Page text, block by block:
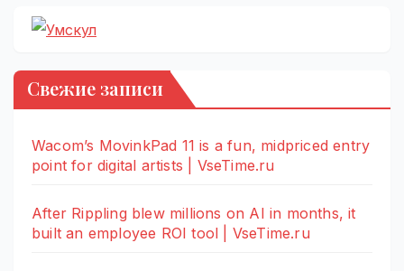
Свежие записи
Wacom’s MovinkPad 11 is a fun, midpriced entry
point for digital artists | VseTime.ru
After Rippling blew millions on AI in months, it
built an employee ROI tool | VseTime.ru